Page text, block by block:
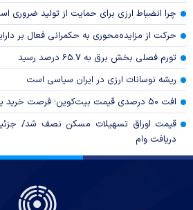
چرا انضباط ارزی برای حمایت از تولید ضروری
حرکت از مزایده‌محوری به حکمرانی فعال بر
تورم فصلی بخش برق به ۶۵.۷ درصد رسید
ریشه نوسانات ارزی در ایران سیاسی است
افت ۵۰ درصدی قیمت بیت‌کوین؛ فرصت خرید یا آغاز دوره نزولی؟
قیمت اوراق تسهیلات مسکن نصف شد/
دریافت وام